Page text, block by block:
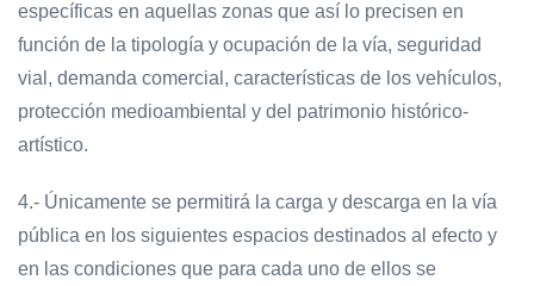
específicas en aquellas zonas que así lo precisen en
función de la tipología y ocupación de la vía, seguridad
vial, demanda comercial, características de los vehículos,
protección medioambiental y del patrimonio histórico-
artístico.
4.- Únicamente se permitirá la carga y descarga en la vía
pública en los siguientes espacios destinados al efecto y
en las condiciones que para cada uno de ellos se